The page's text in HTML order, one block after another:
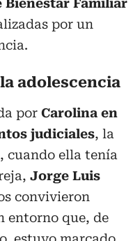
Familiar
por un
adolescencia
por Carolina en
judiciales, la
, cuando ella tenía
Jorge Luis
convivieron
entorno que, de